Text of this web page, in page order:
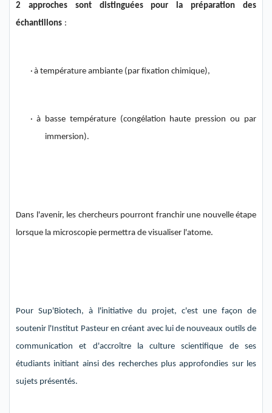
2 approches sont distinguées pour la préparation des
échantillons :
· à température ambiante (par fixation chimique),
· à basse température (congélation haute pression ou par
immersion).
Dans l'avenir, les chercheurs pourront franchir une nouvelle étape
lorsque la microscopie permettra de visualiser l'atome.
Pour Sup'Biotech, à l'initiative du projet, c'est une façon de
soutenir l'Institut Pasteur en créant avec lui de nouveaux outils de
communication et d'accroître la culture scientifique de ses
étudiants initiant ainsi des recherches plus approfondies sur les
sujets présentés.